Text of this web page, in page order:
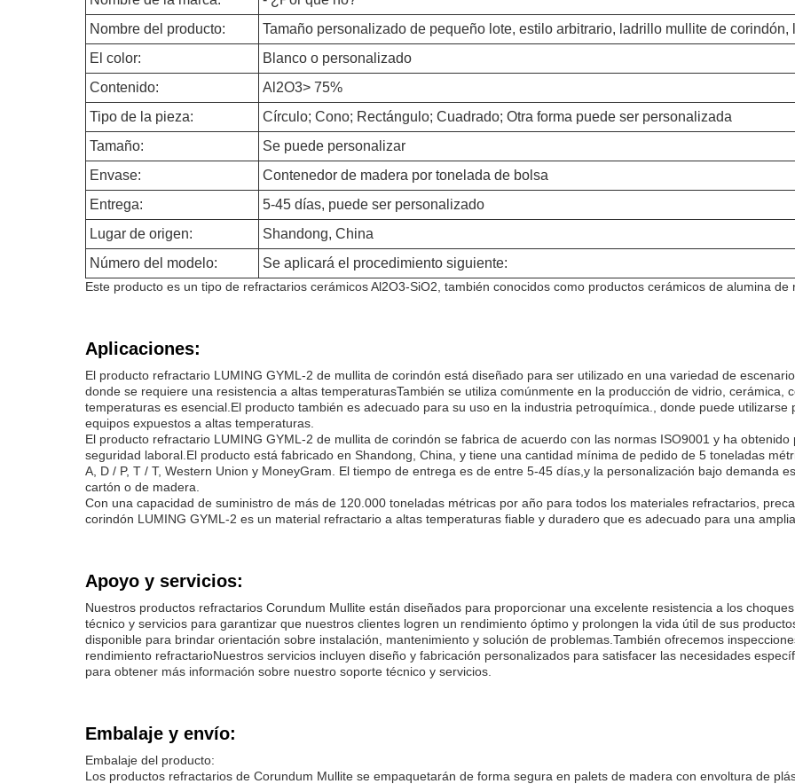
Nombre del producto:
Tamaño personalizado de pequeño lote, estilo arbitrario, ladrillo mullite de
El color:
Blanco o personalizado
Contenido:
Al2O3> 75%
Tipo de la pieza:
Círculo; Cono; Rectángulo; Cuadrado; Otra forma puede ser personalizada
Tamaño:
Se puede personalizar
Envase:
Contenedor de madera por tonelada de bolsa
Entrega:
5-45 días, puede ser personalizado
Lugar de origen:
Shandong, China
Número del modelo:
Se aplicará el procedimiento siguiente:
Este producto es un tipo de refractarios cerámicos Al2O3-SiO2, también conocidos como productos cerámicos de alumina
Aplicaciones:
El producto refractario LUMING GYML-2 de mullita de corindón está diseñado para ser utilizado en una variedad de
donde se requiere una resistencia a altas temperaturasTambién se utiliza comúnmente en la producción de vidrio, cerámica,
temperaturas es esencial.El producto también es adecuado para su uso en la industria petroquímica., donde puede
equipos expuestos a altas temperaturas.
El producto refractario LUMING GYML-2 de mullita de corindón se fabrica de acuerdo con las normas ISO9001 y ha
seguridad laboral.El producto está fabricado en Shandong, China, y tiene una cantidad mínima de pedido de 5 toneladas
A, D / P, T / T, Western Union y MoneyGram. El tiempo de entrega es de entre 5-45 días,y la personalización bajo demanda
cartón o de madera.
Con una capacidad de suministro de más de 120.000 toneladas métricas por año para todos los materiales refractarios,
corindón LUMING GYML-2 es un material refractario a altas temperaturas fiable y duradero que es adecuado para una
Apoyo y servicios:
Nuestros productos refractarios Corundum Mullite están diseñados para proporcionar una excelente resistencia a los
técnico y servicios para garantizar que nuestros clientes logren un rendimiento óptimo y prolongen la vida útil de sus
disponible para brindar orientación sobre instalación, mantenimiento y solución de problemas.También ofrecemos
rendimiento refractarioNuestros servicios incluyen diseño y fabricación personalizados para satisfacer las necesidades
para obtener más información sobre nuestro soporte técnico y servicios.
Embalaje y envío:
Embalaje del producto:
Los productos refractarios de Corundum Mullite se empaquetarán de forma segura en palets de madera con envoltura de